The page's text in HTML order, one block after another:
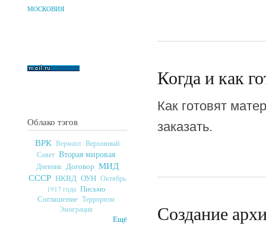
МОСКОВИЯ
Облако тэгов
ВРК Вермахт Верховный
Совет Вторая мировая
Дневник Договор МИД
СССР НКВД ОУН Октябрь
1917 года Письмо
Соглашение Терроризм
Эмиграция
Ещё
Когда и как
Как готовят
заказать.
Создание